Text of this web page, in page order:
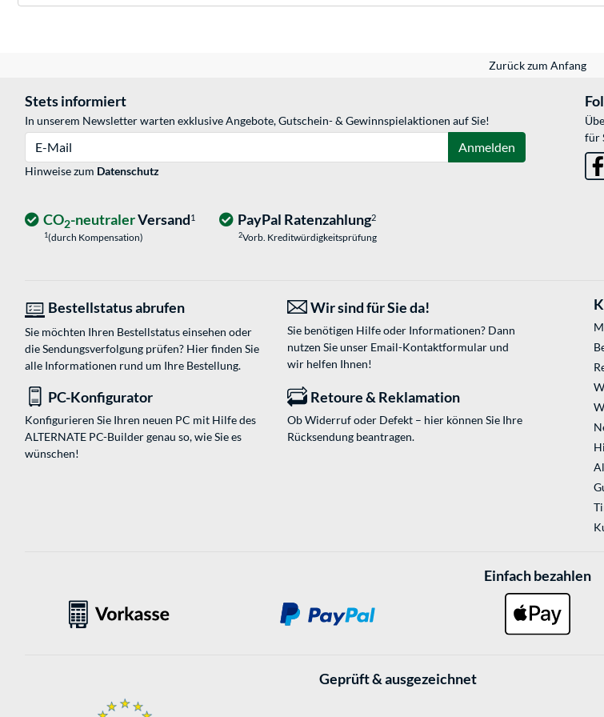
Zurück zum Anfang
Stets informiert
In unserem Newsletter warten exklusive Angebote, Gutschein- & Gewinnspielaktionen auf Sie!
Anmelden
Hinweise zum Datenschutz
für
CO2-neutralerVersand1
1(durch Kompensation)
PayPal Ratenzahlung2
2Vorb. Kreditwürdigkeitsprüfung
Bestellstatus abrufen
Sie möchten Ihren Bestellstatus einsehen oder
die Sendungsverfolgung prüfen? Hier finden Sie
alle Informationen rund um Ihre Bestellung.
Wir sind für Sie da!
Sie benötigen Hilfe oder Informationen? Dann
nutzen Sie unser Email-Kontaktformularund
wir helfen Ihnen!
PC-Konfigurator
Konfigurieren Sie Ihren neuen PC mit Hilfe des
ALTERNATE PC-Builder genau so, wie Sie es
wünschen!
Retoure & Reklamation
Ob Widerruf oder Defekt – hier können Sie Ihre
Rücksendung beantragen.
Einfach bezahlen
Geprüft & ausgezeichnet